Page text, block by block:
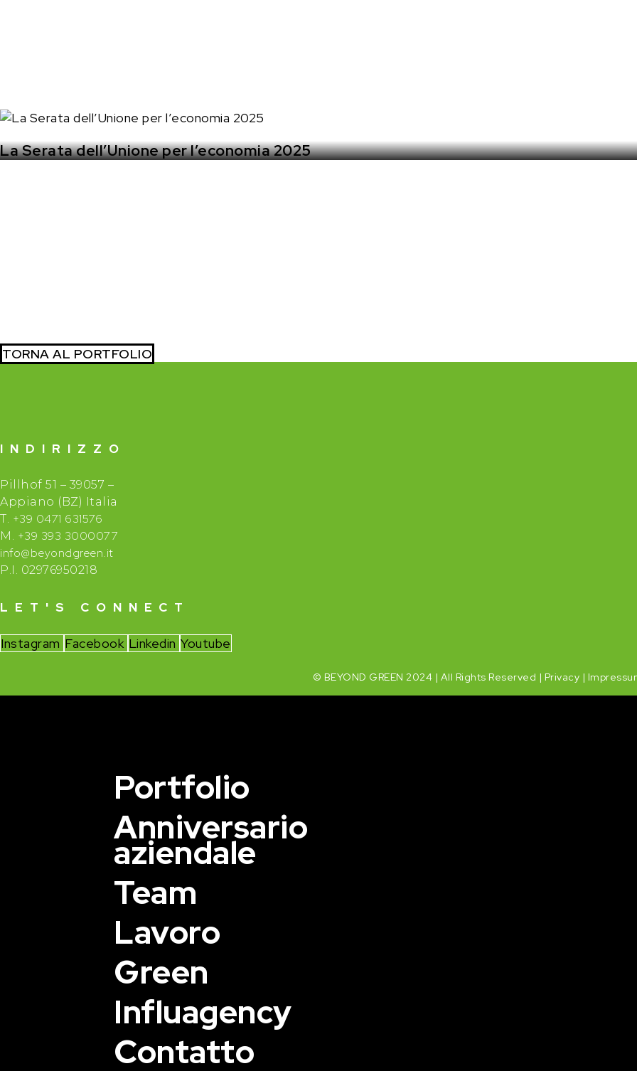
La Serata dell’Unione per l’economia 2025
TORNA AL PORTFOLIO
INDIRIZZO
Pillhof 51 – 39057 –
Appiano (BZ) Italia
T. +39 0471 631576
M. +39 393 3000077
info@beyondgreen.it
P.I. 02976950218
LET'S CONNECT
Instagram Facebook Linkedin Youtube
© BEYOND GREEN 2024 | All Rights Reserved | Privacy |
Portfolio
Anniversario
aziendale
Team
Lavoro
Green
Influagency
Contatto